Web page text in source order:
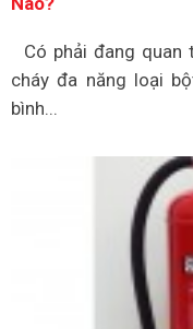
Có phải đang quan
cháy đa năng loại
bình...